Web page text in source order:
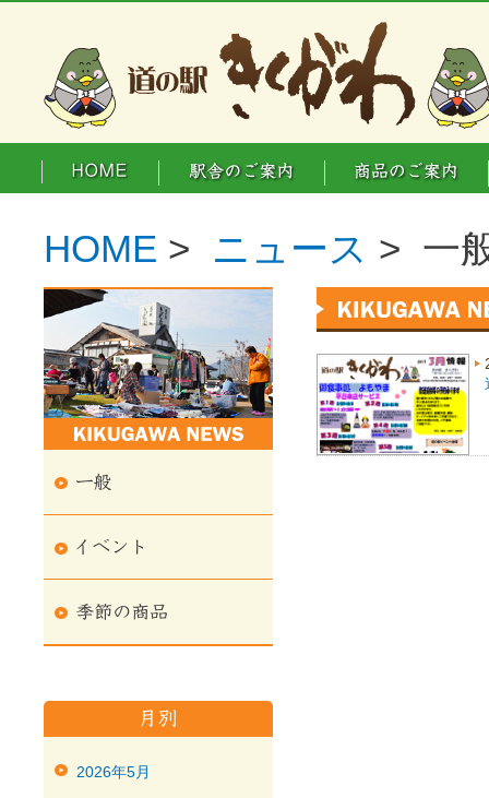
HOME > ニュース > 一
2026年5月